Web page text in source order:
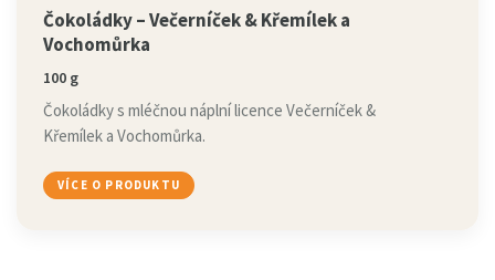
Čokoládky – Večerníček & Křemílek a
Vochomůrka
100 g
Čokoládky s mléčnou náplní licence Večerníček &
Křemílek a Vochomůrka.
VÍCE O PRODUKTU